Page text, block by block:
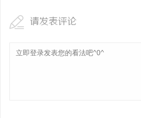
请发表评论